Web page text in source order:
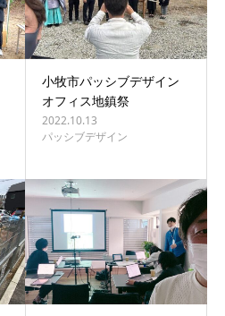
小牧市パッシブデザイン
オフィス地鎮祭
2022.10.13
パッシブデザイン